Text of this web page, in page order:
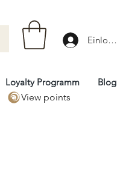
Einloggen
Loyalty Programm
Blog
View points